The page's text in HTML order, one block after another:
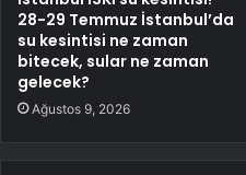
28-29 Temmuz İstanbul’da
su kesintisi ne zaman
bitecek, sular ne zaman
gelecek?
Ağustos 9, 2026